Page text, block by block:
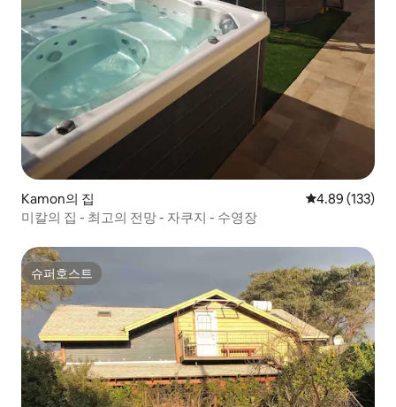
Kamon의 집 평점 4.89점(5
4.89 (133)
미칼의 집 - 최고의 전망 - 자쿠지 - 수영장
슈퍼호스트
슈퍼호스트